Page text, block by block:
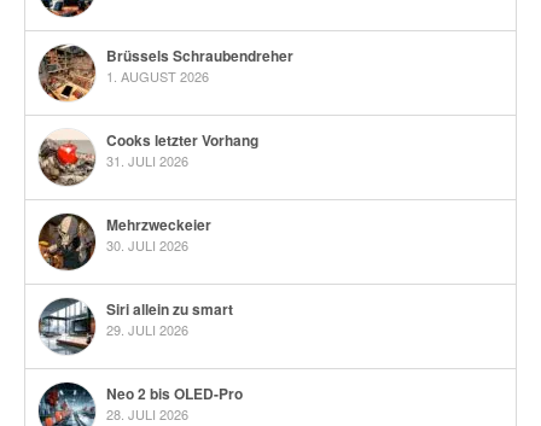
Brüssels Schraubendreher
1. AUGUST 2026
Cooks letzter Vorhang
31. JULI 2026
Mehrzweckeier
30. JULI 2026
Siri allein zu smart
29. JULI 2026
Neo 2 bis OLED-Pro
28. JULI 2026